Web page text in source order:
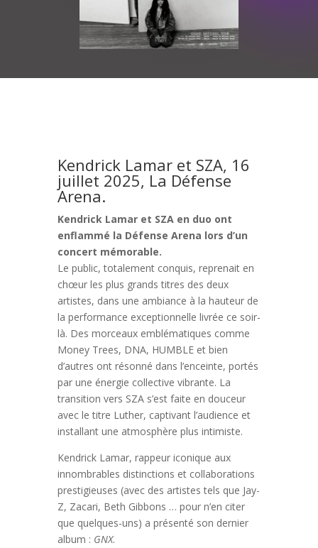
Kendrick Lamar et SZA, 16
juillet 2025, La Défense
Arena.
Kendrick Lamar et SZA en duo ont
enflammé la Défense Arena lors d’un
concert mémorable.
Le public, totalement conquis, reprenait en
chœur les plus grands titres des deux
artistes, dans une ambiance à la hauteur de
la performance exceptionnelle livrée ce soir-
là. Des morceaux emblématiques comme
Money Trees, DNA, HUMBLE et bien
d’autres ont résonné dans l’enceinte, portés
par une énergie collective vibrante. La
transition vers SZA s’est faite en douceur
avec le titre Luther, captivant l’audience et
installant une atmosphère plus intimiste.
Kendrick Lamar, rappeur iconique aux
innombrables distinctions et collaborations
prestigieuses (avec des artistes tels que Jay-
Z, Zacari, Beth Gibbons … pour n’en citer
que quelques-uns) a présenté son dernier
album : GNX.